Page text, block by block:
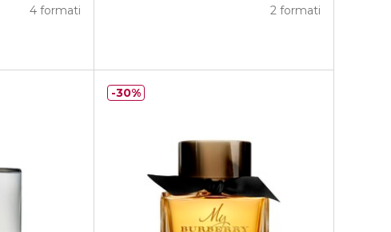
4 formati 2 formati
30%